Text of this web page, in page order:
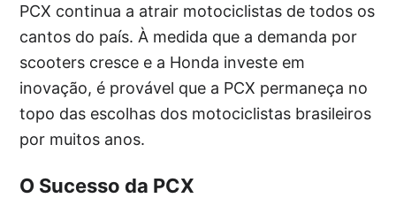
PCX continua a atrair motociclistas de todos os
cantos do país. À medida que a demanda por
scooters cresce e a Honda investe em
inovação, é provável que a PCX permaneça no
topo das escolhas dos motociclistas brasileiros
por muitos anos.
O Sucesso da PCX